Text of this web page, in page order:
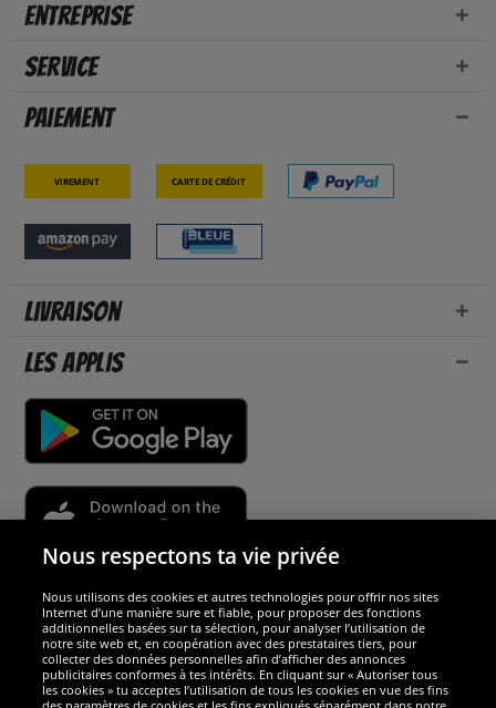
Entreprise
Service
Paiement
Virement Carte de crédit
Livraison
Les applis
Sécurité
Nous sommes excellents
Nous respectons ta vie privée
Nous utilisons des cookies et autres technologies pour offrir nos sites
Internet d’une manière sure et fiable, pour proposer des fonctions
additionnelles basées sur ta sélection, pour analyser l’utilisation de
notre site web et, en coopération avec des prestataires tiers, pour
collecter des données personnelles afin d’afficher des annonces
publicitaires conformes à tes intérêts. En cliquant sur « Autoriser tous
les cookies » tu acceptes l’utilisation de tous les cookies en vue des fins